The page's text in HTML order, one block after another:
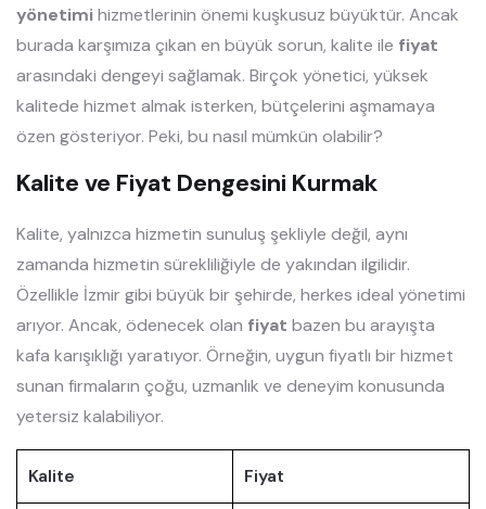
yönetimihizmetlerinin önemi kuşkusuz büyüktür. Ancak
burada karşımıza çıkan en büyük sorun, kalite ile fiyat
arasındaki dengeyi sağlamak. Birçok yönetici, yüksek
kalitede hizmet almak isterken, bütçelerini aşmamaya
özen gösteriyor. Peki, bu nasıl mümkün olabilir?
Kalite ve Fiyat Dengesini Kurmak
Kalite, yalnızca hizmetin sunuluş şekliyle değil, aynı
zamanda hizmetin sürekliliğiyle de yakından ilgilidir.
Özellikle İzmir gibi büyük bir şehirde, herkes ideal yönetimi
arıyor. Ancak, ödenecek olan fiyat bazen bu arayışta
kafa karışıklığı yaratıyor. Örneğin, uygun fiyatlı bir hizmet
sunan firmaların çoğu, uzmanlık ve deneyim konusunda
yetersiz kalabiliyor.
Kalite Fiyat